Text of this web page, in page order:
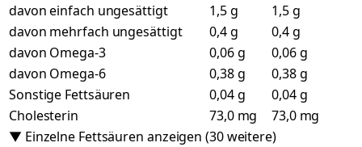
davon einfach ungesättigt
1,5 g
1,5 g
davon mehrfach ungesättigt
0,4 g
0,4 g
davon Omega-3
0,06 g
0,06 g
davon Omega-6
0,38 g
0,38 g
Sonstige Fettsäuren
0,04 g
0,04 g
Cholesterin
73,0 mg
73,0 mg
▼ Einzelne Fettsäuren anzeigen (30 weitere)